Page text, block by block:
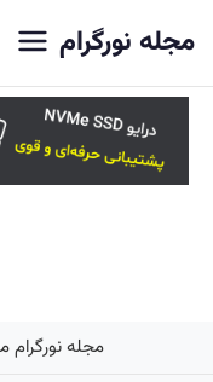
مجله نورگرام
مجله نورگرام